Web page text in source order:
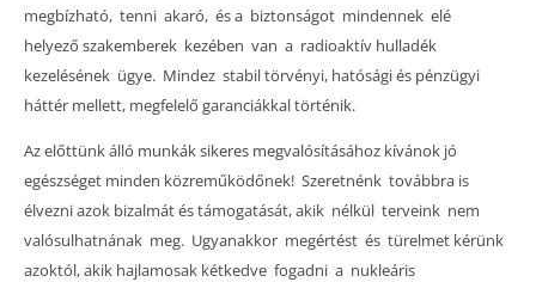
megbízható, tenni akaró, és a biztonságot mindennek elé
helyező szakemberek kezében van a radioaktív hulladék
kezelésének ügye. Mindez stabil törvényi, hatósági és pénzügyi
háttér mellett, megfelelő garanciákkal történik.
Az előttünk álló munkák sikeres megvalósításához kívánok jó
egészséget minden közreműködőnek! Szeretnénk továbbra is
élvezni azok bizalmát és támogatását, akik nélkül terveink nem
valósulhatnának meg. Ugyanakkor megértést és türelmet kérünk
azoktól, akik hajlamosak kétkedve fogadni a nukleáris